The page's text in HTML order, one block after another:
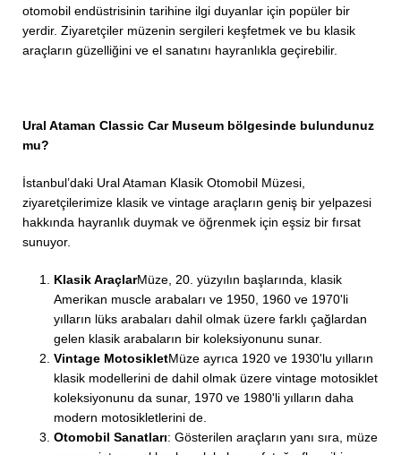
otomobil endüstrisinin tarihine ilgi duyanlar için popüler bir
yerdir. Ziyaretçiler müzenin sergileri keşfetmek ve bu klasik
araçların güzelliğini ve el sanatını hayranlıkla geçirebilir.
Ural Ataman Classic Car Museum bölgesinde bulundunuz
mu?
İstanbul’daki Ural Ataman Klasik Otomobil Müzesi,
ziyaretçilerimize klasik ve vintage araçların geniş bir yelpazesi
hakkında hayranlık duymak ve öğrenmek için eşsiz bir fırsat
sunuyor.
Klasik AraçlarMüze, 20. yüzyılın başlarında, klasik
Amerikan muscle arabaları ve 1950, 1960 ve 1970'li
yılların lüks arabaları dahil olmak üzere farklı çağlardan
gelen klasik arabaların bir koleksiyonunu sunar.
Vintage MotosikletMüze ayrıca 1920 ve 1930'lu yılların
klasik modellerini de dahil olmak üzere vintage motosiklet
koleksiyonunu da sunar, 1970 ve 1980'li yılların daha
modern motosikletlerini de.
Otomobil Sanatları: Gösterilen araçların yanı sıra, müze